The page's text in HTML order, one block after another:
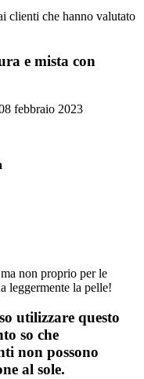
clienti che hanno valutato
e mista con
febbraio 2023
non proprio per le
leggermente la pelle!
utilizzare questo
so che
non possono
al sole.